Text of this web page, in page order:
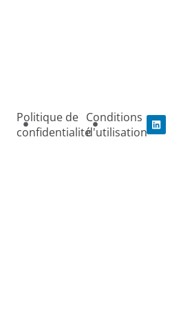
Politique de
confidentialité
Conditions
d'utilisation
L
i